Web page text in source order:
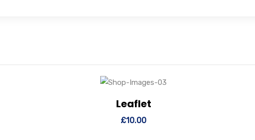
Leaflet
£10.00